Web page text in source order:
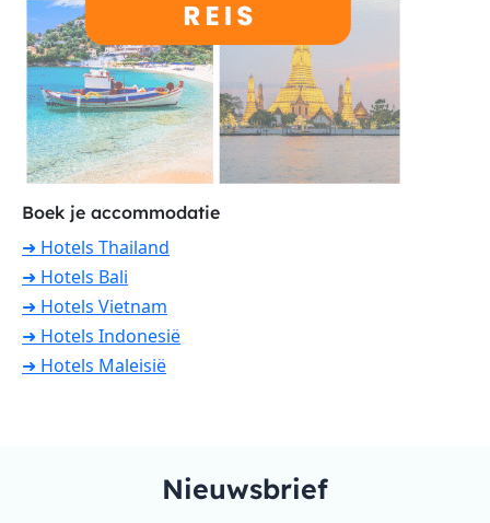
Boek je accommodatie
➜ Hotels Thailand
➜ Hotels Bali
➜ Hotels Vietnam
➜ Hotels Indonesië
➜ Hotels Maleisië
Nieuwsbrief